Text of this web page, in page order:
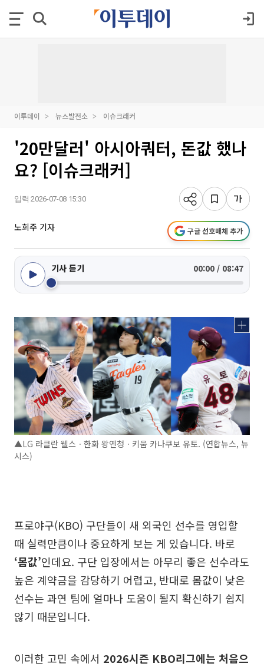
이투데이 뉴스발전소 이슈크래커
'20만달러' 아시아쿼터, 돈값 했나
요? [이슈크래커]
입력 2026-07-08 15:30
노희주 기자 구글 선호매체 추가
기사 듣기 00:00 / 08:47
▲LG 라클란 웰스ㆍ한화 왕옌청ㆍ키움 카나쿠보 유토. (연합뉴스, 뉴
시스)
프로야구(KBO) 구단들이 새 외국인 선수를 영입할
때 실력만큼이나 중요하게 보는 게 있습니다. 바로
‘몸값’인데요. 구단 입장에서는 아무리 좋은 선수라도
높은 계약금을 감당하기 어렵고, 반대로 몸값이 낮은
선수는 과연 팀에 얼마나 도움이 될지 확신하기 쉽지
않기 때문입니다.
이러한 고민 속에서 2026시즌 KBO리그에는 처음으